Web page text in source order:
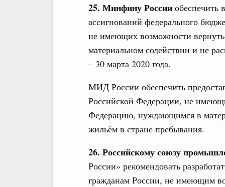
25. Минфину России
ассигнований федерального
не имеющих возможности
материальном содействии и не
– 30 марта 2020 года.
МИД России обеспечить
Российской Федерации, не
Федерацию, нуждающимся в
жильём в стране пребывания.
26. Российскому союзу
России» рекомендовать
гражданам России, не имеющим